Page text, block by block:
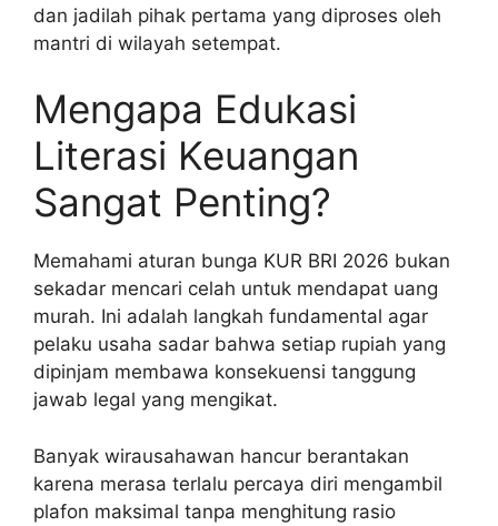
dan jadilah pihak pertama yang diproses oleh
mantri di wilayah setempat.
Mengapa Edukasi
Literasi Keuangan
Sangat Penting?
Memahami aturan bunga KUR BRI 2026 bukan
sekadar mencari celah untuk mendapat uang
murah. Ini adalah langkah fundamental agar
pelaku usaha sadar bahwa setiap rupiah yang
dipinjam membawa konsekuensi tanggung
jawab legal yang mengikat.
Banyak wirausahawan hancur berantakan
karena merasa terlalu percaya diri mengambil
plafon maksimal tanpa menghitung rasio